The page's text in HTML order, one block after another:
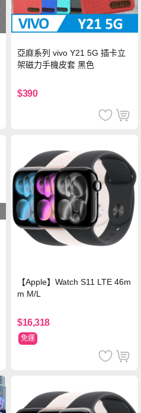
亞麻系列 vivo Y21 5G 插卡立
架磁力手機皮套 黑色
$390
【Apple】Watch S11 LTE 46m
m M/L
$16,318
免運